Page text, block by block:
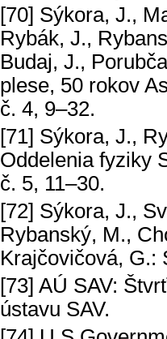
[70] Sýkora, J.,
Rybák, J.,
Budaj, J.,
plese, 50 rokov
č. 4, 9–32.
[71] Sýkora, J.,
Oddelenia fyziky
č. 5, 11–30.
[72] Sýkora, J.,
Rybanský, M.,
Krajčovičová, G.:
[73] AÚ SAV:
ústavu SAV.